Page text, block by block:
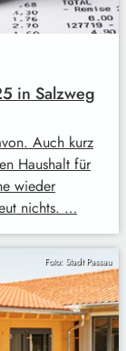
in Salzweg
Auch kurz
Haushalt für
wieder
nichts. …
Foto: Stadt Passau